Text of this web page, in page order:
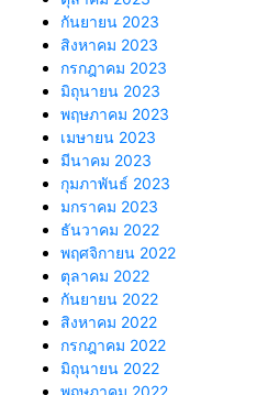
กันยายน 2023
สิงหาคม 2023
กรกฎาคม 2023
มิถุนายน 2023
พฤษภาคม 2023
เมษายน 2023
มีนาคม 2023
กุมภาพันธ์ 2023
มกราคม 2023
ธันวาคม 2022
พฤศจิกายน 2022
ตุลาคม 2022
กันยายน 2022
สิงหาคม 2022
กรกฎาคม 2022
มิถุนายน 2022